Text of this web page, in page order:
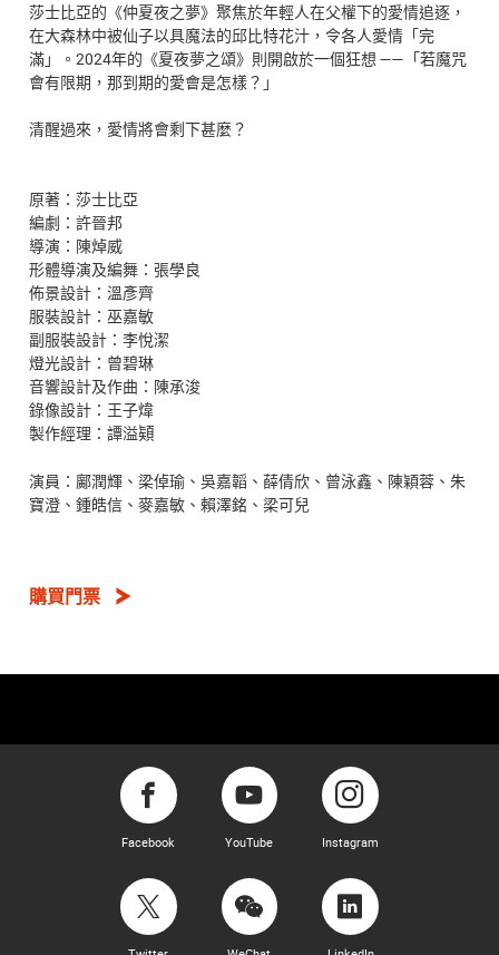
莎⼠比亞的《仲夏夜之夢》聚焦於年輕⼈在⽗權下的愛情追逐，
在⼤森林中被仙⼦以具魔法的邱比特花汁，令各⼈愛情「完
滿」。2024年的《夏夜夢之頌》則開啟於⼀個狂想 ——「若魔咒
會有限期，那到期的愛會是怎樣？」
清醒過來，愛情將會剩下甚麼？
原著：莎士比亞
編劇：許晉邦
導演：陳焯威
形體導演及編舞：張學良
佈景設計：溫彥齊
服裝設計：巫嘉敏
副服裝設計：李悅潔
燈光設計：曾碧琳
音響設計及作曲：陳承浚
錄像設計：王子煒
製作經理：譚溢𩓙
演員：鄺潤輝、梁倬瑜、吳嘉韜、薛倩欣、曾泳鑫、陳穎蓉、朱
寶澄、鍾皓信、麥嘉敏、賴澤銘、梁可兒
購買門票
Facebook YouTube Instagram